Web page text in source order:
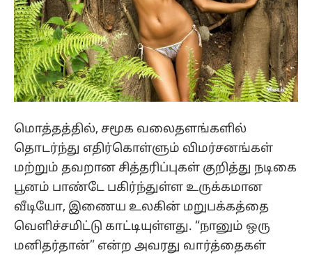
மொத்தத்தில், சமூக வலைதளங்களில்
தொடர்ந்து எதிர்கொள்ளும் விமர்சனங்கள்
மற்றும் தவறான சித்தரிப்புகள் குறித்து நடிகை
பூனம் பாண்டே பகிர்ந்துள்ள உருக்கமான
வீடியோ, இணைய உலகின் மறுபக்கத்தை
வெளிச்சமிட்டு காட்டியுள்ளது. “நானும் ஒரு
மனிதர்தான்” என்ற அவரது வார்த்தைகள்